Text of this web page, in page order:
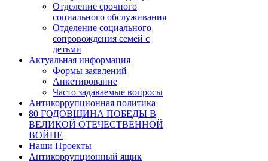
Отделение срочного
социального обслуживания
Отделение социального
сопровождения семей с
детьми
Актуальная информация
Формы заявлений
Анкетирование
Часто задаваемые вопросы
Антикоррупционная политика
80 ГОДОВЩИНА ПОБЕДЫ В
ВЕЛИКОЙ ОТЕЧЕСТВЕННОЙ
ВОЙНЕ
Наши Проекты
Антикоррупционный ящик